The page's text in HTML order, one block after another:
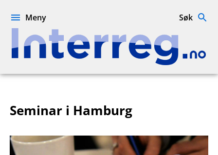
Interreg.no
Meny Søk
Seminar i Hamburg